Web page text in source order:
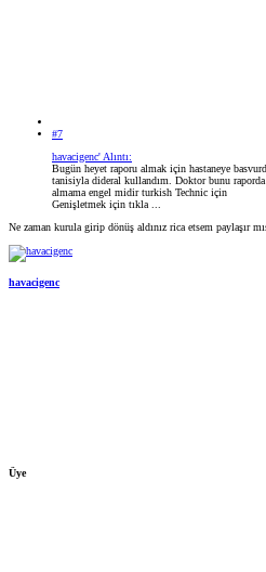
#7
havacigenc' Alıntı:
Bugün heyet raporu almak için hastaneye
tanisiyla dideral kullandım. Doktor bunu raporda
almama engel midir turkish Technic için
Genişletmek için tıkla ...
Ne zaman kurula girip dönüş aldınız rica etsem paylaşır
havacigenc
Üye